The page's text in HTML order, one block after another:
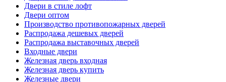
Двери в стиле лофт
Двери оптом
Производство противопожарных дверей
Распродажа дешевых дверей
Распродажа выставочных дверей
Входные двери
Железная дверь входная
Железная дверь купить
Железные двери